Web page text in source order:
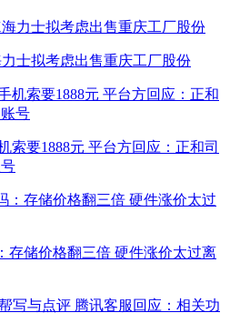
士拟考虑出售重庆工厂股份
索要1888元 平台方回应：正和司
存储价格翻三倍 硬件涨价太过离